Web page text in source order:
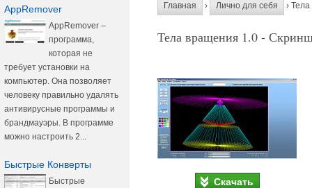
AppRemover
AppRemover –
программа,
которая не
требует установки на
компьютер. Она позволяет
человеку правильно удалять
антивирусные программы и
брандмауэры. В программе
можно настроить 2...
Быстрые Конверты
Быстрые
Главная › Лично для себя ›
Тела вращения 1.0 -
Скачать